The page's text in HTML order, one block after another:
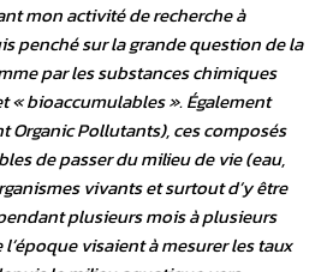
mon activité de recherche à
penché sur la grande question de la
par les substances chimiques
« bioaccumulables ». Également
Organic Pollutants), ces composés
de passer du milieu de vie (eau,
vivants et surtout d’y être
plusieurs mois à plusieurs
l’époque visaient à mesurer les taux